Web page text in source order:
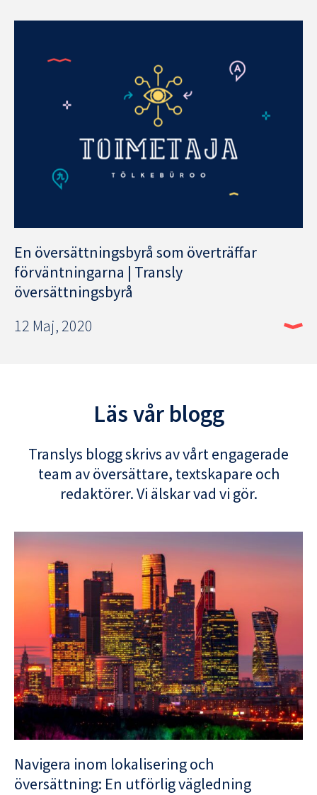
En översättningsbyrå som överträffar
förväntningarna | Transly
översättningsbyrå
12 Maj, 2020
Läs vår blogg
Translys blogg skrivs av vårt engagerade
team av översättare, textskapare och
redaktörer. Vi älskar vad vi gör.
Navigera inom lokalisering och
översättning: En utförlig vägledning